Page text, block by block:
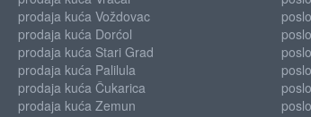
prodaja kuća Voždovac
prodaja kuća Dorćol
prodaja kuća Stari Grad
prodaja kuća Palilula
prodaja kuća Čukarica
prodaja kuća Zemun